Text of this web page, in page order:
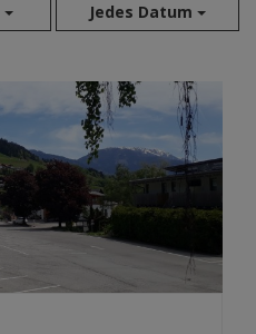
Jedes Datum
Aug 2026
Jul 2026
Jun 2026
Mai 2026
Apr 2026
Mär 2026
Jan 2026